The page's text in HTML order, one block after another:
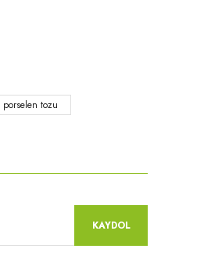
porselen tozu
KAYDOL